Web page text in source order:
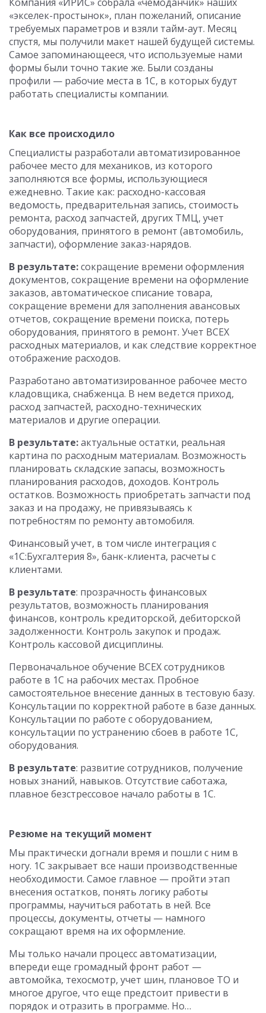
«экселек-простынок», план пожеланий, описание
требуемых параметров и взяли тайм-аут. Месяц
спустя, мы получили макет нашей будущей системы.
Самое запоминающееся, что используемые нами
формы были точно такие же. Были созданы
профили — рабочие места в 1С, в которых будут
работать специалисты компании.
Как все происходило
Специалисты разработали автоматизированное
рабочее место для механиков, из которого
заполняются все формы, использующиеся
ежедневно. Такие как: расходно-кассовая
ведомость, предварительная запись, стоимость
ремонта, расход запчастей, других ТМЦ, учет
оборудования, принятого в ремонт (автомобиль,
запчасти), оформление заказ-нарядов.
В результате:сокращение времени оформления
документов, сокращение времени на оформление
заказов, автоматическое списание товара,
сокращение времени для заполнения авансовых
отчетов, сокращение времени поиска, потерь
оборудования, принятого в ремонт. Учет ВСЕХ
расходных материалов, и как следствие корректное
отображение расходов.
Разработано автоматизированное рабочее место
кладовщика, снабженца. В нем ведется приход,
расход запчастей, расходно-технических
материалов и другие операции.
В результате:актуальные остатки, реальная
картина по расходным материалам. Возможность
планировать складские запасы, возможность
планирования расходов, доходов. Контроль
остатков. Возможность приобретать запчасти под
заказ и на продажу, не привязываясь к
потребностям по ремонту автомобиля.
Финансовый учет, в том числе интеграция с
«1С:Бухгалтерия 8», банк-клиента, расчеты с
клиентами.
В результате: прозрачность финансовых
результатов, возможность планирования
финансов, контроль кредиторской, дебиторской
задолженности. Контроль закупок и продаж.
Контроль кассовой дисциплины.
Первоначальное обучение ВСЕХ сотрудников
работе в 1С на рабочих местах. Пробное
самостоятельное внесение данных в тестовую базу.
Консультации по корректной работе в базе данных.
Консультации по работе с оборудованием,
консультации по устранению сбоев в работе 1С,
оборудования.
В результате: развитие сотрудников, получение
новых знаний, навыков. Отсутствие саботажа,
плавное безстрессовое начало работы в 1С.
Резюме на текущий момент
Мы практически догнали время и пошли с ним в
ногу. 1С закрывает все наши производственные
необходимости. Самое главное — пройти этап
внесения остатков, понять логику работы
программы, научиться работать в ней. Все
процессы, документы, отчеты — намного
сокращают время на их оформление.
Мы только начали процесс автоматизации,
впереди еще громадный фронт работ —
автомойка, техосмотр, учет шин, плановое ТО и
многое другое, что еще предстоит привести в
порядок и отразить в программе. Но…